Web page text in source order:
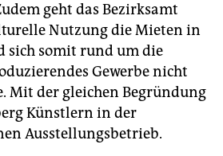
geht das Bezirksamt
Nutzung die Mieten in
sich somit rund um die
Gewerbe nicht
Mit der gleichen Begründung
Künstlern in der
Ausstellungsbetrieb.